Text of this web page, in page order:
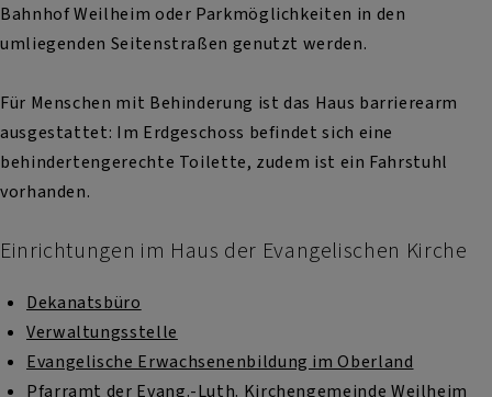
Bahnhof Weilheim oder Parkmöglichkeiten in den
umliegenden Seitenstraßen genutzt werden.
Für Menschen mit Behinderung ist das Haus barrierearm
ausgestattet: Im Erdgeschoss befindet sich eine
behindertengerechte Toilette, zudem ist ein Fahrstuhl
vorhanden.
Einrichtungen im Haus der Evangelischen Kirche
Dekanatsbüro
Verwaltungsstelle
Evangelische Erwachsenenbildung im Oberland
Pfarramt der Evang.-Luth. Kirchengemeinde Weilheim